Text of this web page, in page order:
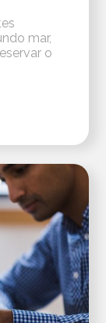
mar,
o